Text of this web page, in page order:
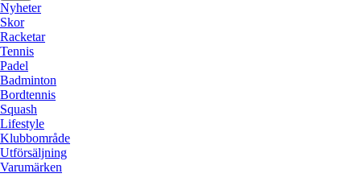
Nyheter
Skor
Racketar
Tennis
Padel
Badminton
Bordtennis
Squash
Lifestyle
Klubbområde
Utförsäljning
Varumärken